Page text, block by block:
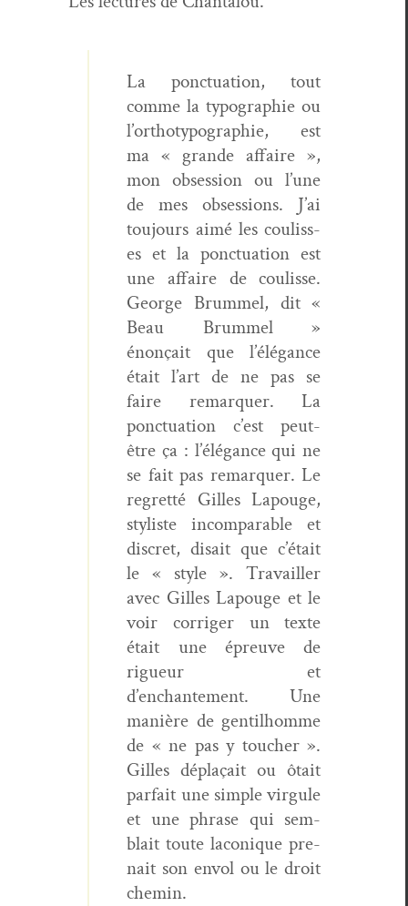
La ponc­tu­a­tion, tout
comme la typogra­phie ou
l’ortho­ty­pogra­phie, est
ma « grande affaire »,
mon obses­sion ou l’une
de mes obses­sions. J’ai
tou­jours aimé les couliss­
es et la ponc­tu­a­tion est
une affaire de coulisse.
George Brum­mel, dit «
Beau Brum­mel »
énonçait que l’élégance
était l’art de ne pas se
faire remar­quer. La
ponc­tu­a­tion c’est peut-
être ça : l’élégance qui ne
se fait pas remar­quer. Le
regret­té Gilles Lapouge,
styl­iste incom­pa­ra­ble et
dis­cret, dis­ait que c’était
le « style ». Tra­vailler
avec Gilles Lapouge et le
voir cor­riger un texte
était une épreuve de
rigueur et
d’enchantement. Une
manière de gen­til­homme
de « ne pas y touch­er ».
Gilles déplaçait ou ôtait
par­fait une sim­ple vir­gule
et une phrase qui sem­
blait toute laconique pre­
nait son envol ou le droit
chemin.